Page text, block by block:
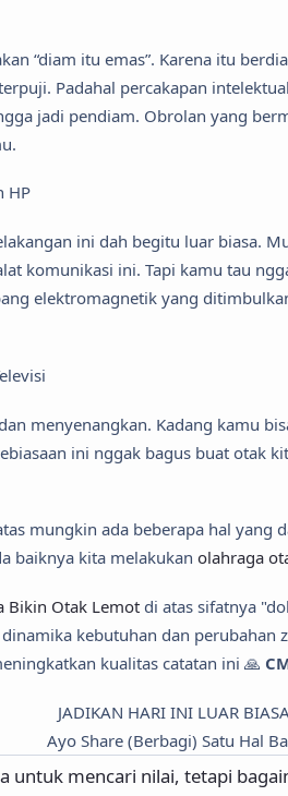
“diam itu emas”. Karena itu
Padahal percakapan
jadi pendiam. Obrolan yang
HP
ini dah begitu luar biasa.
komunikasi ini. Tapi kamu tau
elektromagnetik yang
menyenangkan. Kadang kamu
ini nggak bagus buat otak
mungkin ada beberapa hal yang
baiknya kita melakukan olahraga
Bikin Otak Lemot di atas sifatnya
kebutuhan dan perubahan
kualitas catatan ini 🙏
JADIKAN HARI INI LUAR
Ayo Share (Berbagi) Satu Hal
untuk mencari nilai, tetapi